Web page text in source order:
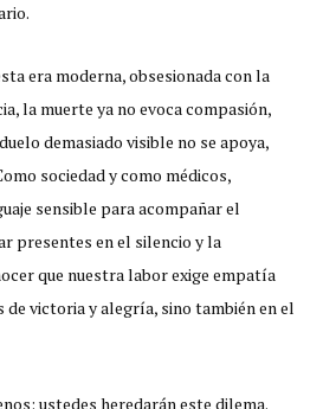
era moderna, obsesionada con la
la muerte ya no evoca compasión,
demasiado visible no se apoya,
sociedad y como médicos,
sensible para acompañar el
presentes en el silencio y la
que nuestra labor exige empatía
de victoria y alegría, sino también en el
ustedes heredarán este dilema.